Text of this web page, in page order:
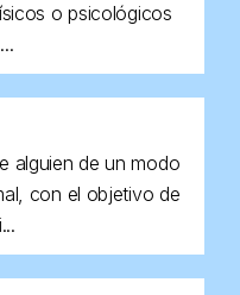
o psicológicos
alguien de un modo
con el objetivo de